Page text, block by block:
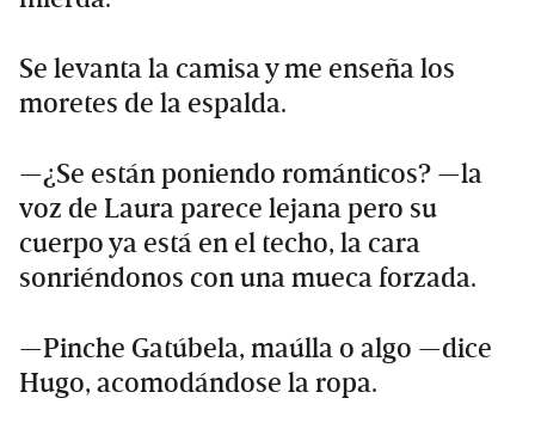
Se levanta la camisa y me enseña los
moretes de la espalda.
—¿Se están poniendo románticos? —la
voz de Laura parece lejana pero su
cuerpo ya está en el techo, la cara
sonriéndonos con una mueca forzada.
—Pinche Gatúbela, maúlla o algo —dice
Hugo, acomodándose la ropa.